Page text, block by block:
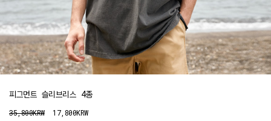
피그먼트 슬리브리스 4종
35,800KRW 17,800KRW